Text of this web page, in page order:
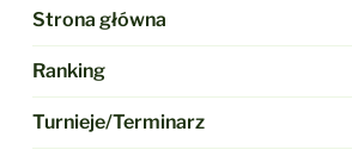
Strona główna
Ranking
Turnieje/Terminarz